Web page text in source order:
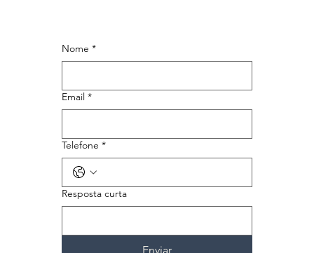
Nome *
Email *
Telefone *
Resposta curta
Enviar